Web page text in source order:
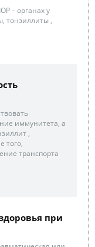
– органах у
тонзиллиты ,
иммунитета, а
,
того,
транспорта
при